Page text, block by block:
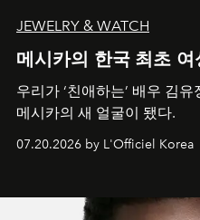
JEWELRY & WATCH
메시카의 한국 최초 여
우리가 ‘친애하는’ 배우 김
메시카의 새 얼굴이 됐다.
07.20.2026 by L'Officiel Korea